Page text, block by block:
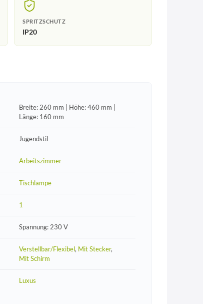
SPRITZSCHUTZ
IP20
Breite: 260 mm | Höhe: 460 mm |
Länge: 160 mm
Jugendstil
Arbeitszimmer
Tischlampe
1
Spannung: 230 V
Verstellbar/Flexibel, Mit Stecker,
Mit Schirm
Luxus